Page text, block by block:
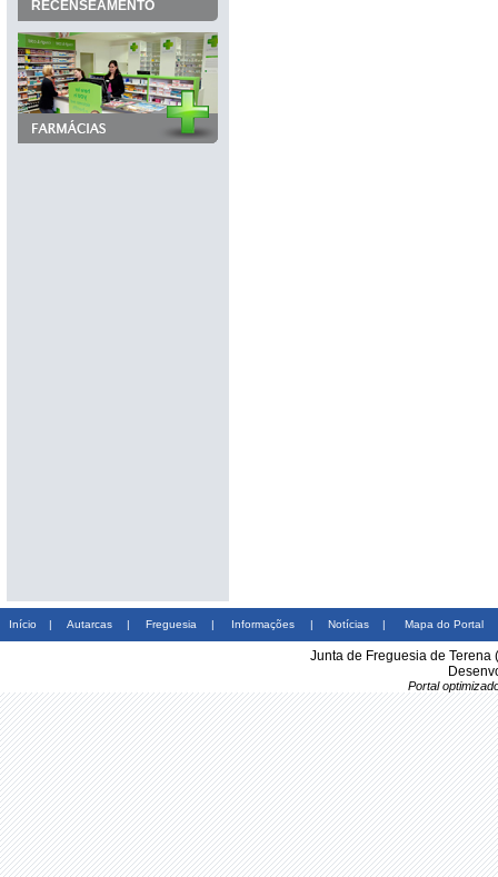
RECENSEAMENTO
Início | Autarcas | Freguesia | Informações | Notícias | Mapa do Portal
Junta de Freguesia de
Portal